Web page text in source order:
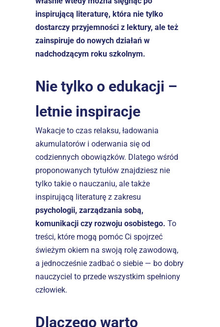
inspirującą literaturę, która nie tylko
dostarczy przyjemności z lektury, ale też
zainspiruje do nowych działań w
nadchodzącym roku szkolnym.
Nie tylko o edukacji –
letnie inspiracje
Wakacje to czas relaksu, ładowania
akumulatorów i oderwania się od
codziennych obowiązków. Dlatego wśród
proponowanych tytułów znajdziesz nie
tylko takie o nauczaniu, ale także
psychologii, zarządzania sobą,
komunikacji czy rozwoju osobistego. To
treści, które mogą pomóc Ci spojrzeć
świeżym okiem na swoją rolę zawodową,
a jednocześnie zadbać o siebie — bo dobry
nauczyciel to przede wszystkim spełniony
człowiek.
Dlaczego warto